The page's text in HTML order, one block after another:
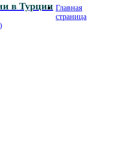
в Турции Главная
страница